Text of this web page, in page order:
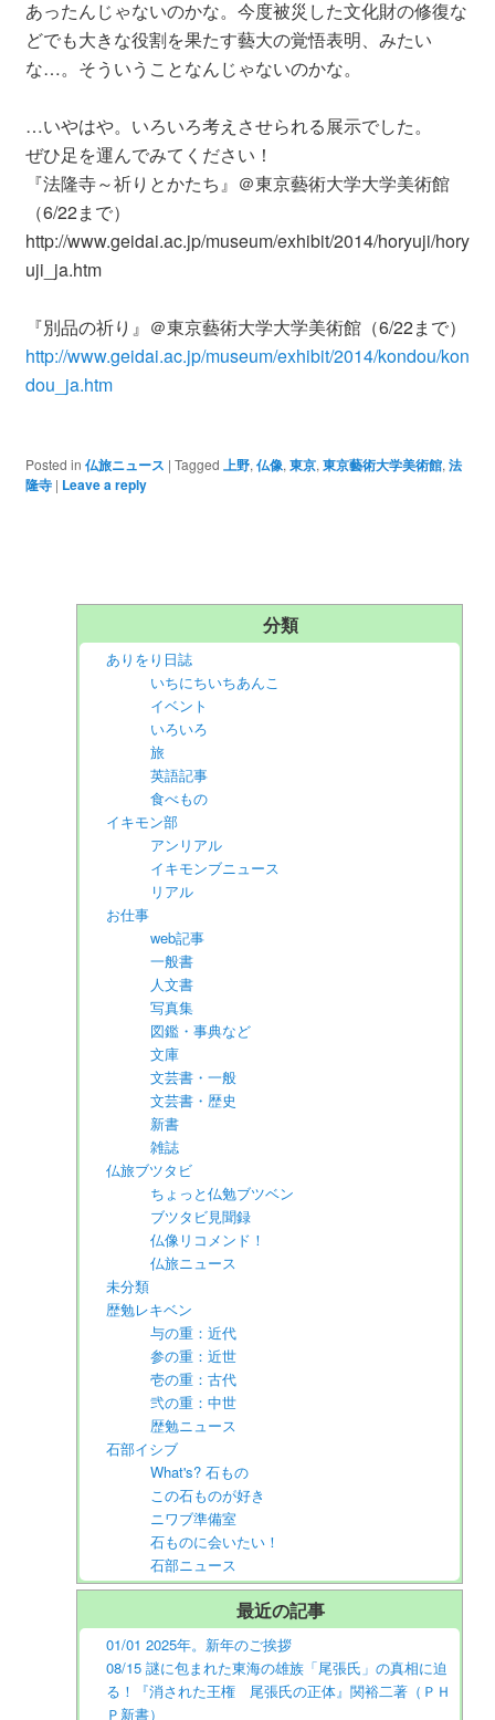
あったんじゃないのかな。今度被災した文化財の修復な
どでも大きな役割を果たす藝大の覚悟表明、みたい
な…。そういうことなんじゃないのかな。
…いやはや。いろいろ考えさせられる展示でした。
ぜひ足を運んでみてください！
『法隆寺～祈りとかたち』＠東京藝術大学大学美術館
（6/22まで）
http://www.geidai.ac.jp/museum/exhibit/2014/horyuji/hory
uji_ja.htm
『別品の祈り』＠東京藝術大学大学美術館（6/22まで）
http://www.geidai.ac.jp/museum/exhibit/2014/kondou/kon
dou_ja.htm
Posted in 仏旅ニュース | Tagged 上野, 仏像, 東京, 東京藝術大学美術館, 法
隆寺 | Leave a reply
分類
ありをり日誌
いちにちいちあんこ
イベント
いろいろ
旅
英語記事
食べもの
イキモン部
アンリアル
イキモンブニュース
リアル
お仕事
web記事
一般書
人文書
写真集
図鑑・事典など
文庫
文芸書・一般
文芸書・歴史
新書
雑誌
仏旅ブツタビ
ちょっと仏勉ブツベン
ブツタビ見聞録
仏像リコメンド！
仏旅ニュース
未分類
歴勉レキベン
与の重：近代
参の重：近世
壱の重：古代
弐の重：中世
歴勉ニュース
石部イシブ
What's? 石もの
この石ものが好き
ニワブ準備室
石ものに会いたい！
石部ニュース
最近の記事
01/01 2025年。新年のご挨拶
08/15 謎に包まれた東海の雄族「尾張氏」の真相に迫
る！『消された王権 尾張氏の正体』関裕二著（ＰＨ
Ｐ新書）